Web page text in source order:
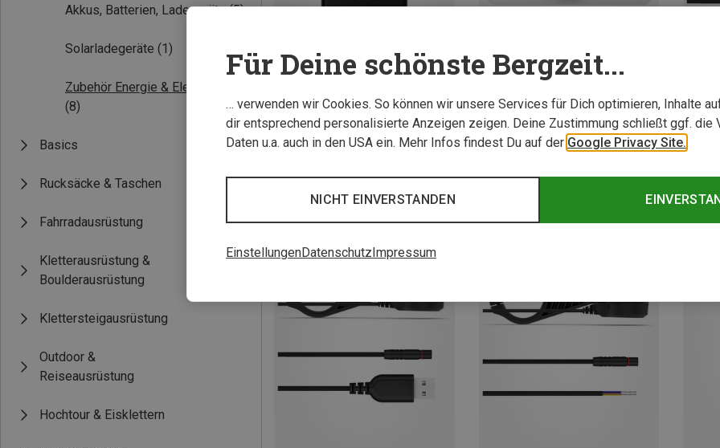
Akkus, Batterien, Ladegeräte (5)
Solarladegeräte (1)
Zubehör Energie & Elektronik
(8)
Basics
Rucksäcke & Taschen
Fahrradausrüstung
Kletterausrüstung &
Boulderausrüstung
Klettersteigausrüstung
Outdoor &
Reiseausrüstung
Hochtour & Eisklettern
Für Deine schönste Bergzeit...
… verwenden wir Cookies. So können wir unsere Services für Dich optimieren, Inhalte
dir entsprechend personalisierte Anzeigen zeigen. Deine Zustimmung schließt ggf. die
Daten u.a. auch in den USA ein. Mehr Infos findest Du auf der Google Privacy Site.
NICHT EINVERSTANDEN
EinstellungenDatenschutzImpressum